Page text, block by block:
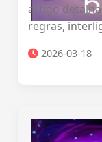
artigo
regras,
2026-03-18